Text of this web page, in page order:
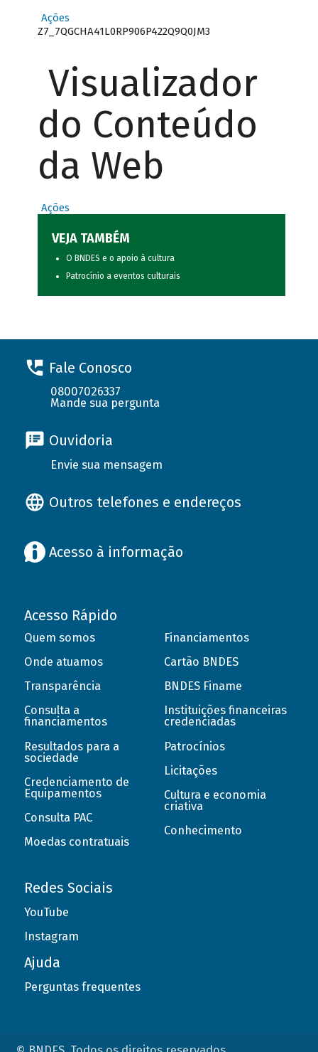
Ações
Z7_7QGCHA41L0RP906P422Q9Q0JM3
Visualizador
do Conteúdo
da Web
Ações
VEJA TAMBÉM
O BNDES e o apoio à cultura
Patrocínio a eventos culturais
Fale Conosco
08007026337
Mande sua pergunta
Ouvidoria
Envie sua mensagem
Outros telefones e endereços
Acesso à informação
Acesso Rápido
Quem somos
Onde atuamos
Transparência
Consulta a
financiamentos
Resultados para a
sociedade
Credenciamento de
Equipamentos
Consulta PAC
Moedas contratuais
Financiamentos
Cartão BNDES
BNDES Finame
Instituições financeiras
credenciadas
Patrocínios
Licitações
Cultura e economia
criativa
Conhecimento
Redes Sociais
YouTube
Instagram
Ajuda
Perguntas frequentes